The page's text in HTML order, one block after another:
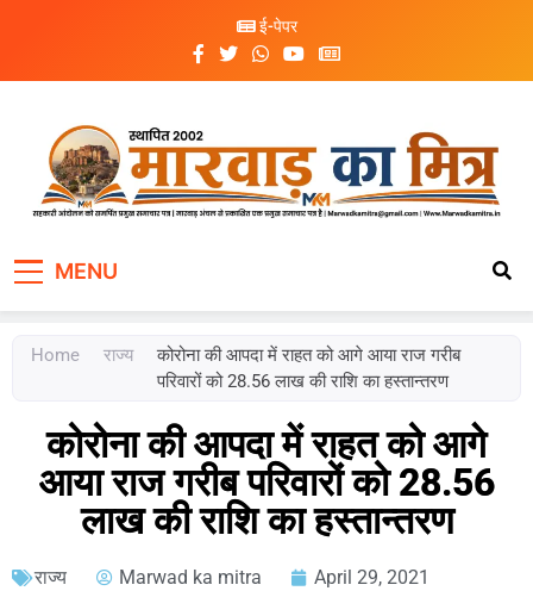
ई-पेपर
Marwad Ka Mitra
MENU
Home राज्य
कोरोना की आपदा में राहत को आगे आया राज गरीब
परिवारों को 28.56 लाख की राशि का हस्तान्तरण
कोरोना की आपदा में राहत को आगे
आया राज गरीब परिवारों को 28.56
लाख की राशि का हस्तान्तरण
राज्य Marwad ka mitra
April 29, 2021